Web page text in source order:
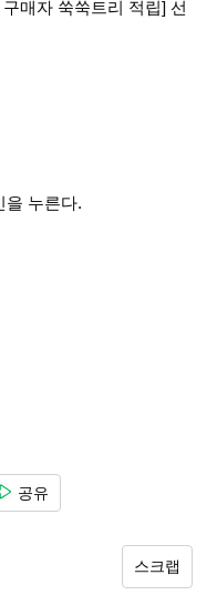
매자 쑥쑥트리 적립] 선
을 누른다.
공유
스크랩